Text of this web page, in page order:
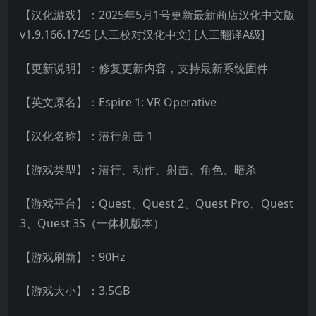
【汉化游戏】：2025年5月1号更新最新商店汉化中文版
v1.9.166.1745 [人工校对汉化中文] [人工翻译A级]
【更新说明】：修复更新内容，支持最新系统固件
【英文原名】：Espire 1: VR Operative
【汉化名称】：潜行射击 1
【游戏类型】：潜行、动作、射击、角色、暗杀
【游戏平台】：Quest、Quest 2、Quest Pro、Quest
3、Quest 3S（一体机版本）
【游戏刷新】：90Hz
【游戏大小】：3.5GB